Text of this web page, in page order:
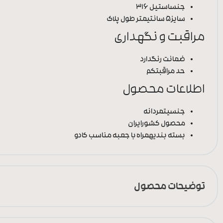
جنساستیل 316
سایز5 سانتیمتر طول پلاک
مراقبت و نگهداری
ضمانت رنگدارد
حد مراقبتکم
اطلاعات محصول
جنسیتمردانه
محصول کشورایران
بسته بندیهمراه با جعبه مناسب کادو
توضیحات محصول